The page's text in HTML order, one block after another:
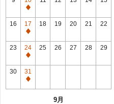
日
休
館
日
16
17
休
館
日
18 19 20 21 22
23
24
休
館
日
25 26 27 28 29
30
31
休
9月